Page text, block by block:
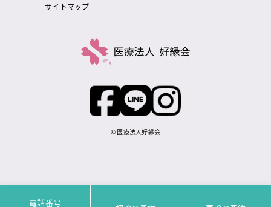
サイトマップ
© 医療法人好縁会
電話番号